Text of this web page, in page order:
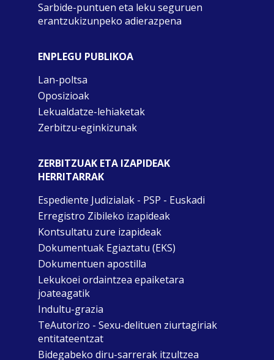
Sarbide-puntuen eta leku seguruen
erantzukizunpeko adierazpena
ENPLEGU PUBLIKOA
Lan-poltsa
Oposizioak
Lekualdatze-lehiaketak
Zerbitzu-eginkizunak
ZERBITZUAK ETA IZAPIDEAK
HERRITARRAK
Espediente Judizialak - PSP - Euskadi
Erregistro Zibileko izapideak
Kontsultatu zure izapideak
Dokumentuak Egiaztatu (EKS)
Dokumentuen apostilla
Lekukoei ordaintzea epaiketara
joateagatik
Indultu-grazia
TeAutorizo - Sexu-delituen ziurtagiriak
entitateentzat
Bidegabeko diru-sarrerak itzultzea